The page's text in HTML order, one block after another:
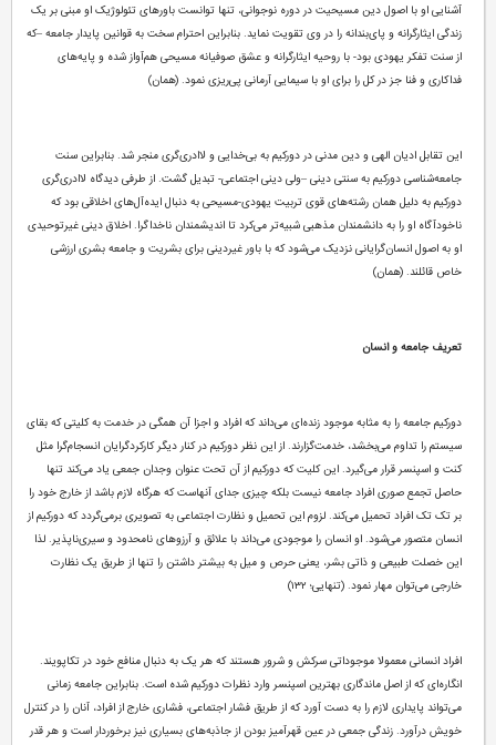
آشنایی او با اصول دین مسیحیت در دوره نوجوانی، تنها توانست باورهای تئولوژیک او مبنی بر یک
زندگی ایثارگرانه و پای‌بندانه را در وی تقویت نماید. بنابراین احترام سخت به قوانین پایدار جامعه –که
از سنت تفکر یهودی بود- با روحیه ایثارگرانه و عشق صوفیانه مسیحی هم‌آواز شده و پایه‌های
فداکاری و فنا جز در کل را برای او با سیمایی آرمانی پی‌ریزی نمود. (همان)
این تقابل ادیان الهی و دین مدنی در دورکیم به بی‌خدایی و لاادری‌گری منجر شد. بنابراین سنت
جامعه‌شناسی دورکیم به سنتی دینی –ولی دینی اجتماعی- تبدیل گشت. از طرفی دیدگاه لاادری‌گری
دورکیم به دلیل همان رشته‌های قوی تربیت یهودی-مسیحی به دنبال ایده‌آل‌های اخلاقی بود که
ناخودآگاه او را به دانشمندان مذهبی شبیه‌تر می‌کرد تا اندیشمندان ناخداگرا. اخلاق دینی غیرتوحیدی
او به اصول انسان‌گرایانی نزدیک می‌شود که با باور غیردینی برای بشریت و جامعه بشری ارزشی
خاص قائلند. (همان)
تعریف جامعه و انسان
دورکیم جامعه را به مثابه موجود زنده‌ای می‌داند که افراد و اجزا آن همگی در خدمت به کلیتی که بقای
سیستم را تداوم می‌بخشد، خدمت‌گزارند. از این نظر دورکیم در کنار دیگر کارکردگرایان انسجام‌گرا مثل
کنت و اسپنسر قرار می‌گیرد. این کلیت که دورکیم از آن تحت عنوان وجدان جمعی یاد می‌کند تنها
حاصل تجمع صوری افراد جامعه نیست بلکه چیزی جدای آنهاست که هرگاه لازم باشد از خارج خود را
بر تک تک افراد تحمیل می‌کند. لزوم این تحمیل و نظارت اجتماعی به تصویری برمی‌گردد که دورکیم از
انسان متصور می‌شود. او انسان را موجودی می‌داند با علائق و آرزوهای نامحدود و سیری‌ناپذیر. لذا
این خصلت طبیعی و ذاتی بشر، یعنی حرص و میل به بیشتر داشتن را تنها از طریق یک نظارت
خارجی می‌توان مهار نمود. (تنهایی؛ ۱۳۲)
افراد انسانی معمولا موجوداتی سرکش و شرور هستند که هر یک به دنبال منافع خود در تکاپویند.
انگاره‌ای که از اصل ماندگاری بهترین اسپنسر وارد نظرات دورکیم شده است. بنابراین جامعه زمانی
می‌تواند پایداری لازم را به دست آورد که از طریق فشار اجتماعی، فشاری خارج از افراد، آنان را در کنترل
خویش درآورد. زندگی جمعی در عین قهرآمیز بودن از جاذبه‌های بسیاری نیز برخوردار است و هر قدر